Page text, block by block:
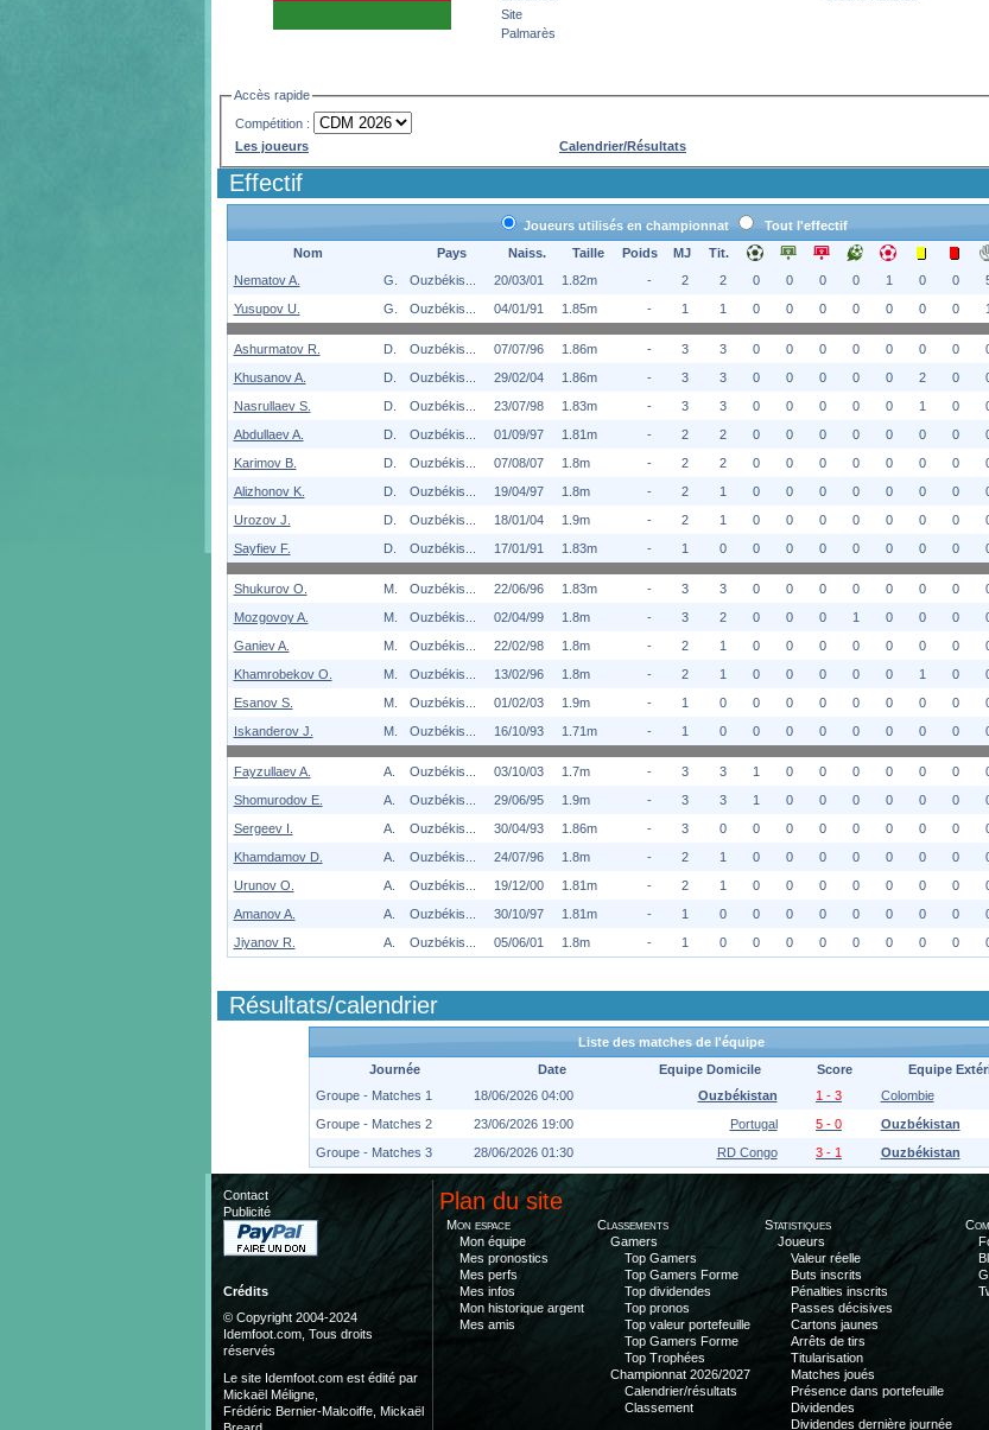
Site
Palmarès
Accès rapide
Compétition :
Les joueurs
Calendrier/Résultats
Effectif
Joueurs utilisés en championnat
Tout l'effectif
Nom
Pays Naiss. Taille Poids MJ Tit.
Nematov A.
G. Ouzbékis... 20/03/01 1.82m - 2 2 0 0 0 0 1 0 0
Yusupov U.
G. Ouzbékis... 04/01/91 1.85m - 1 1 0 0 0 0 0 0 0 1
Ashurmatov R. D. Ouzbékis... 07/07/96 1.86m - 3 3 0 0 0 0 0 0 0
Khusanov A.
D. Ouzbékis... 29/02/04 1.86m - 3 3 0 0 0 0 0 2 0
Nasrullaev S.
D. Ouzbékis... 23/07/98 1.83m - 3 3 0 0 0 0 0 1 0
Abdullaev A.
D. Ouzbékis... 01/09/97 1.81m - 2 2 0 0 0 0 0 0 0
Karimov B.
D. Ouzbékis... 07/08/07 1.8m - 2 2 0 0 0 0 0 0 0
Alizhonov K.
D. Ouzbékis... 19/04/97 1.8m - 2 1 0 0 0 0 0 0 0
Urozov J.
D. Ouzbékis... 18/01/04 1.9m - 2 1 0 0 0 0 0 0 0
Sayfiev F.
D. Ouzbékis... 17/01/91 1.83m - 1 0 0 0 0 0 0 0 0
Shukurov O. M. Ouzbékis... 22/06/96 1.83m - 3 3 0 0 0 0 0 0 0
Mozgovoy A.
M. Ouzbékis... 02/04/99 1.8m - 3 2 0 0 0 1 0 0 0
Ganiev A.
M. Ouzbékis... 22/02/98 1.8m - 2 1 0 0 0 0 0 0 0
Khamrobekov O.
M. Ouzbékis... 13/02/96 1.8m - 2 1 0 0 0 0 0 1 0
Esanov S.
M. Ouzbékis... 01/02/03 1.9m - 1 0 0 0 0 0 0 0 0
Iskanderov J.
M. Ouzbékis... 16/10/93 1.71m - 1 0 0 0 0 0 0 0 0
Fayzullaev A. A. Ouzbékis... 03/10/03 1.7m - 3 3 1 0 0 0 0 0 0
Shomurodov E.
A. Ouzbékis... 29/06/95 1.9m - 3 3 1 0 0 0 0 0 0
Sergeev I.
A. Ouzbékis... 30/04/93 1.86m - 3 0 0 0 0 0 0 0 0
Khamdamov D.
A. Ouzbékis... 24/07/96 1.8m - 2 1 0 0 0 0 0 0 0
Urunov O.
A. Ouzbékis... 19/12/00 1.81m - 2 1 0 0 0 0 0 0 0
Amanov A.
A. Ouzbékis... 30/10/97 1.81m - 1 0 0 0 0 0 0 0 0
Jiyanov R.
A. Ouzbékis... 05/06/01 1.8m - 1 0 0 0 0 0 0 0 0
Résultats/calendrier
Liste des matches de l'équipe
Journée
Date Equipe Domicile Score
Equipe
Groupe - Matches 1
18/06/2026 04:00 Ouzbékistan 1 - 3
Colombie
Groupe - Matches 2
23/06/2026 19:00 Portugal 5 - 0
Ouzbékistan
Groupe - Matches 3
28/06/2026 01:30 RD Congo 3 - 1 Ouzbékistan
Contact
Publicité
Crédits
© Copyright 2004-2024
Idemfoot.com, Tous droits
réservés
Le site Idemfoot.com est édité par
Mickaël Méligne,
Frédéric Bernier-Malcoiffe, Mickaël
Plan du site
Mon espace
Mon équipe
Mes pronostics
Mes perfs
Mes infos
Mon historique argent
Mes amis
Classements
Gamers
Top Gamers
Top Gamers Forme
Top dividendes
Top pronos
Top valeur portefeuille
Top Gamers Forme
Top Trophées
Championnat 2026/2027
Calendrier/résultats
Classement
Statistiques
Joueurs
Valeur réelle
Buts inscrits
Pénalties inscrits
Passes décisives
Cartons jaunes
Arrêts de tirs
Titularisation
Matches joués
Présence dans portefeuille
Dividendes
Dividendes dernière journée